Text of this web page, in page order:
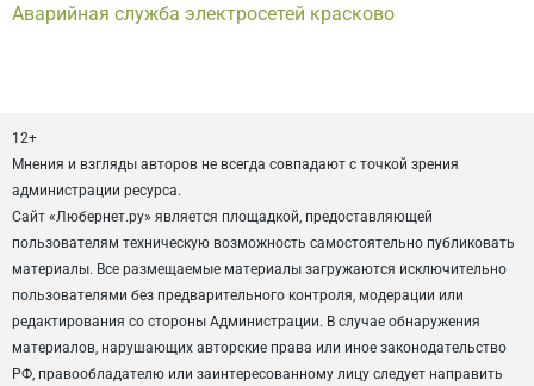
Аварийная служба электросетей красково
12+
Мнения и взгляды авторов не всегда совпадают с точкой зрения
администрации ресурса.
Сайт «Любернет.ру» является площадкой, предоставляющей
пользователям техническую возможность самостоятельно публиковать
материалы. Все размещаемые материалы загружаются исключительно
пользователями без предварительного контроля, модерации или
редактирования со стороны Администрации. В случае обнаружения
материалов, нарушающих авторские права или иное законодательство
РФ, правообладателю или заинтересованному лицу следует направить